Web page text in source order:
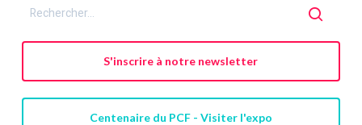
S'inscrire à notre newsletter
Centenaire du PCF - Visiter l'expo